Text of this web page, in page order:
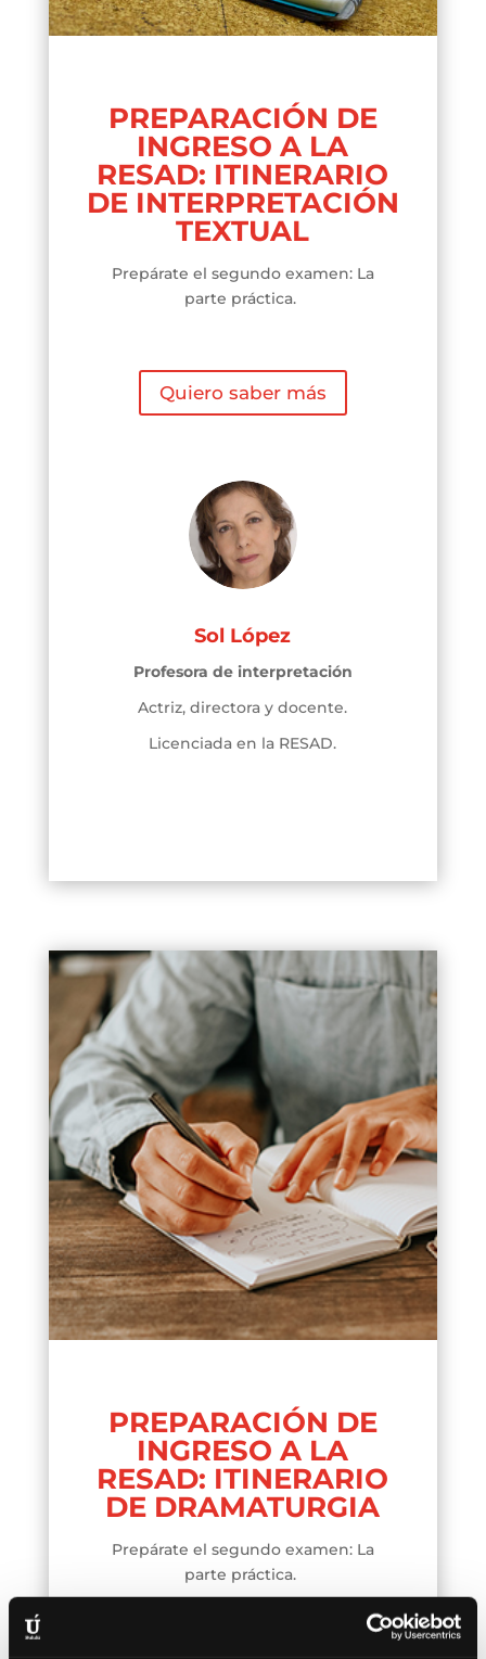
PREPARACIÓN DE
INGRESO A LA
RESAD: ITINERARIO
DE INTERPRETACIÓN
TEXTUAL
Prepárate el segundo examen: La
parte práctica.
Quiero saber más
Sol López
Profesora de interpretación
Actriz, directora y docente.
Licenciada en la RESAD.
PREPARACIÓN DE
INGRESO A LA
RESAD: ITINERARIO
DE DRAMATURGIA
Prepárate el segundo examen: La
parte práctica.